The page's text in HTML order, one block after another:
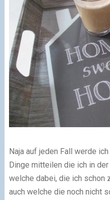
Naja auf jeden Fall werde
Dinge mitteilen die ich in
welche dabei, die ich schon
auch welche die noch nicht